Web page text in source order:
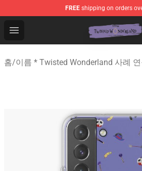
FREE shipping on orders
Open menu
Twisted Wonderland Store -
홈/이름 * Twisted Wonderland 사례